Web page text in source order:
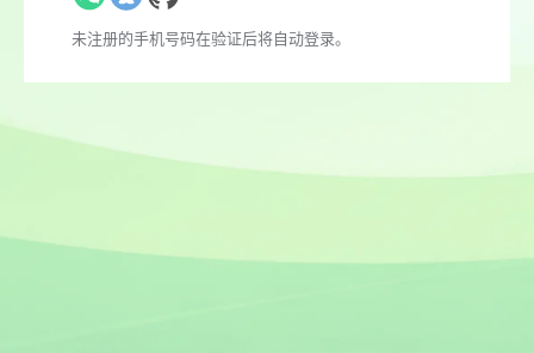
未注册的手机号码在验证后将自动登录。